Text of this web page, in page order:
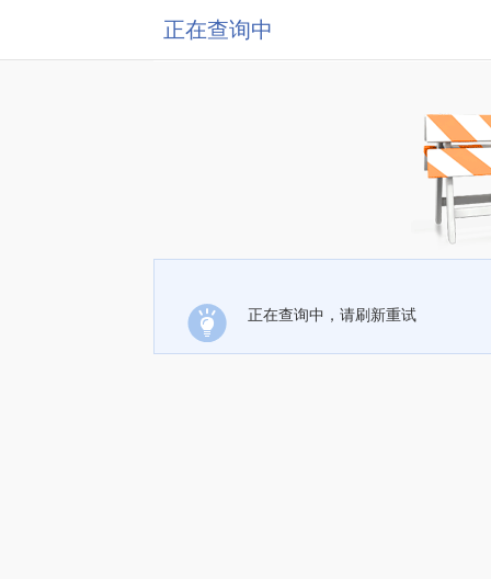
正在查询中
正在查询中，请刷新重试